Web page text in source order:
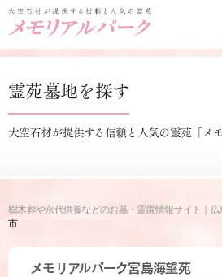
霊苑墓地を探す
大空石材が提供する信頼と人気の霊苑「メモ
樹木葬や永代供養などのお墓・霊園情報サイト｜
市
メモリアルパーク宮島海望苑